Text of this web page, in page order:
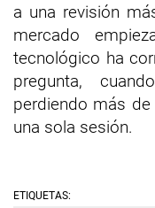
a una revisión
mercado
tecnológico ha
pregunta,
perdiendo más de
una sola sesión.
ETIQUETAS: